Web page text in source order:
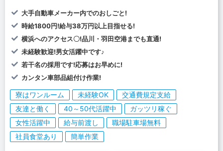
大手自動車メーカー内でのおしごと!
時給1800円!給与38万円以上目指せる!
横浜へのアクセス〇!品川・羽田空港までも直通!
未経験歓迎!男女活躍中です♪
若干名の採用です!応募はお早めに!
カンタン車部品組付け作業!
寮はワンルーム 未経験OK
交通費規定支給
友達と働く
40～50代活躍中
ガッツリ稼ぐ
女性活躍中
給与前渡し
職場駐車場無料
社員食堂あり
簡単作業